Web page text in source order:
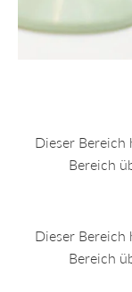
Dieser Bereich
Bereich
Dieser Bereich
Bereich